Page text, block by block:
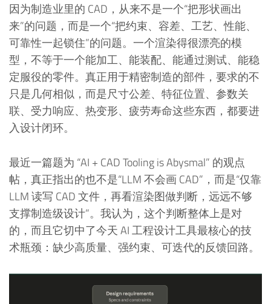
因为制造业里的 CAD，从来不是一个“把形状画出
来”的问题，而是一个“把约束、容差、工艺、性能、
可靠性一起锁住”的问题。一个渲染得很漂亮的模
型，不等于一个能加工、能装配、能通过测试、能稳
定服役的零件。真正用于精密制造的部件，要求的不
只是几何相似，而是尺寸公差、特征位置、参数关
联、受力响应、热变形、疲劳寿命这些东西，都要进
入设计闭环。
最近一篇题为 “AI + CAD Tooling is Abysmal” 的观点
帖，真正指出的也不是“LLM 不会画 CAD”，而是“仅靠
LLM 读写 CAD 文件，再看渲染图做判断，远远不够
支撑制造级设计”。我认为，这个判断整体上是对
的，而且它切中了今天 AI 工程设计工具最核心的技
术瓶颈：缺少高质量、强约束、可迭代的反馈回路。